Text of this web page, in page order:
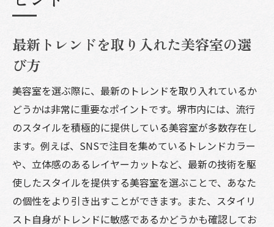
多様な美容室が提供する独自のサービス
堺市の美容室が提供する最新のスタイリン
グ技術
あなたに合ったスタイリストとの出会い方
美容室で得られる新しい自分への発見
堺市の美容室で季節に合わせたスタイルを
楽しむ
堺市の美容室で自分らしいスタイルを手に入れ
最新トレンドを取り入れた美容室の選
び方
美容室を選ぶ際に、最新のトレンドを取り入れているか
どうかは非常に重要なポイントです。堺市内には、流行
のスタイルを積極的に提供している美容室が多数存在し
ます。例えば、SNSで注目を集めているトレンドカラー
や、立体感のあるレイヤーカットなど、最新の技術を駆
使したスタイルを提供する美容室を選ぶことで、あなた
の個性をより引き出すことができます。また、スタイリ
スト自身がトレンドに敏感であるかどうかも確認してお